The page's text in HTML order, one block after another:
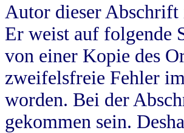
Autor dieser
Er weist auf folgende
von einer Kopie des
zweifelsfreie Fehler
worden. Bei der
gekommen sein.